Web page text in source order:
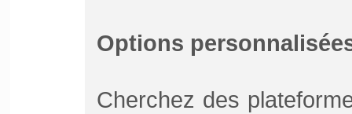
Options
Cherchez des